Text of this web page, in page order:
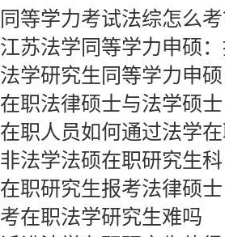
同等学力考试法综怎么
江苏法学同等学力申硕
法学研究生同等学力申硕
在职法律硕士与法学硕
在职人员如何通过法学
非法学法硕在职研究生
在职研究生报考法律硕士
考在职法学研究生难吗